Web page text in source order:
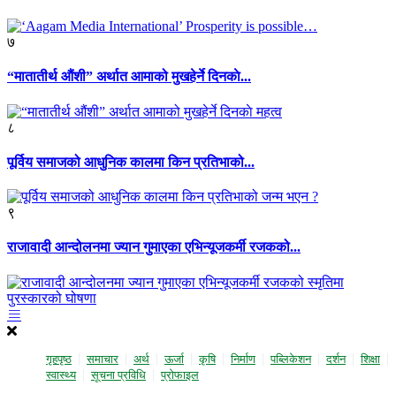
७
“मातातीर्थ औंशी” अर्थात आमाको मुखहेर्ने दिनकाे...
८
पूर्विय समाजको आधुनिक कालमा किन प्रतिभाको...
९
राजावादी आन्दोलनमा ज्यान गुमाएका एभिन्यूजकर्मी रजकको...
गृहपृष्ठ समाचार अर्थ ऊर्जा कृषि निर्माण पब्लिकेशन दर्शन
शिक्षा
स्वास्थ्य
सूचना प्रविधि प्राेफाइल